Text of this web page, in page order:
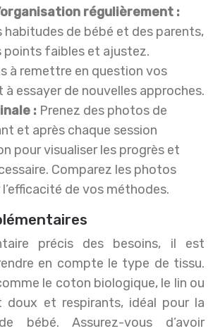
régulièrement :
habitudes de bébé et des parents,
points faibles et ajustez.
à remettre en question vos
essayer de nouvelles approches.
: Prenez des photos de
et après chaque session
pour visualiser les progrès et
Comparez les photos
de vos méthodes.
précis des besoins, il est
en compte le type de tissu.
le coton biologique, le lin ou
doux et respirants, idéal pour la
bébé. Assurez-vous d’avoir